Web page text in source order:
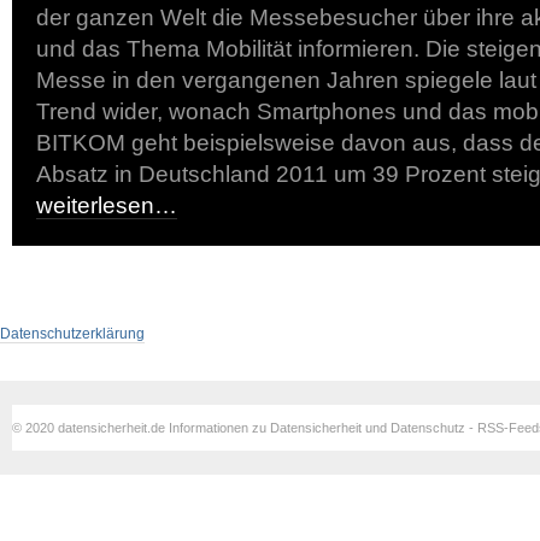
der ganzen Welt die Messebesucher über ihre
und das Thema Mobilität informieren. Die
Messe in den vergangenen Jahren spiegele
Trend wider, wonach Smartphones und das
BITKOM geht beispielsweise davon aus, dass
Absatz in Deutschland 2011 um 39 Prozent
weiterlesen…
Datenschutzerklärung
© 2020 datensicherheit.de Informationen zu Datensicherheit und Datenschutz - RSS-